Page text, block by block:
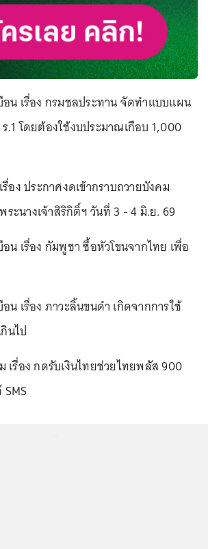
อน เรื่อง กรมชลประทาน จัดทำแบบแผน
.1 โดยต้องใช้งบประมาณเกือบ 1,000
รื่อง ประกาศงดเข้ากราบถวายบังคม
ะนางเจ้าสิริกิติ์ฯ วันที่ 3 - 4 มิ.ย. 69
น เรื่อง กัมพูชา ซื้อหัวโขนจากไทย เพื่อ
น เรื่อง ภาวะลิ้นขนดำ เกิดจากการใช้
นไป
เรื่อง กดรับเงินไทยช่วยไทยพลัส 900